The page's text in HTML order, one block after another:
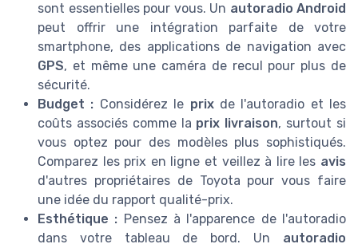
sont essentielles pour vous. Un autoradio Android
peut offrir une intégration parfaite de votre
smartphone, des applications de navigation avec
GPS, et même une caméra de recul pour plus de
sécurité.
Budget : Considérez le prixde l'autoradio et les
coûts associés comme la prix livraison, surtout si
vous optez pour des modèles plus sophistiqués.
Comparez les prix en ligne et veillez à lire les avis
d'autres propriétaires de Toyota pour vous faire
une idée du rapport qualité-prix.
Esthétique : Pensez à l'apparence de l'autoradio
dans votre tableau de bord. Un autoradio